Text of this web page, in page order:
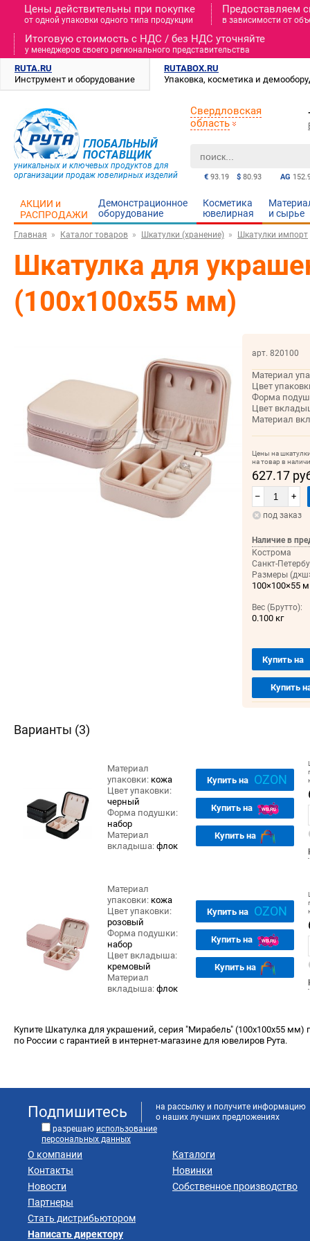
Цены действительны при покупке
от одной упаковки одного типа продукции
Предоставляем
в зависимости от
Итоговую стоимость c НДС / без НДС уточняйте
у менеджеров своего регионального представительства
RUTA.RU
Инструмент и оборудование
RUTABOX.RU
Упаковка, косметика и
ГЛОБАЛЬНЫЙ
ПОСТАВЩИК
уникальных и ключевых продуктов для
организации продаж ювелирных изделий
AG
€ 93.19 $ 80.93
Свердловская
область
АКЦИИ и
РАСПРОДАЖИ
Демонстрационное
оборудование
Косметика
ювелирная
и cырье
Главная Каталог товаров Шкатулки (хранение) Шкатулки импорт
Шкатулка для
(100х100х55 мм)
арт. 820100
Материал
Цвет
Форма
Цвет
Материал
Цены на
на товар в
627.17
– +
под заказ
Наличие в
Кострома
Санкт-
Размеры
100×100×55
Вес (Брутто):
0.100 кг
Купить на
Купить
Варианты (3)
Материал
упаковки: кожа
Цвет упаковки:
черный
Форма подушки:
набор
Материал
вкладыша: флок
Купить на OZON
Купить на
Купить на
Материал
упаковки: кожа
Цвет упаковки:
розовый
Форма подушки:
набор
Цвет вкладыша:
кремовый
Материал
вкладыша: флок
Купить на OZON
Купить на
Купить на
Купите Шкатулка для украшений, серия "Мирабель" (100х100х55 мм)
по России с гарантией в интернет-магазине для ювелиров Рута.
Подпишитесь
на рассылку и получите информацию
о наших лучших предложениях
разрешаю использование
персональных данных
О компании
Контакты
Новости
Партнеры
Стать дистрибьютором
Каталоги
Новинки
Собственное производство
Написать директору